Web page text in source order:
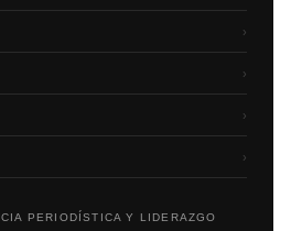
›
›
›
›
PERIODÍSTICA Y LIDERAZGO